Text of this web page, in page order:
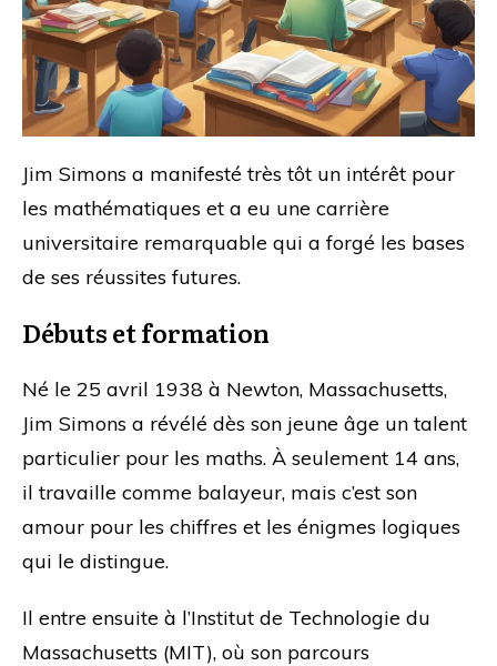
Jim Simons a manifesté très tôt un intérêt pour
les mathématiques et a eu une carrière
universitaire remarquable qui a forgé les bases
de ses réussites futures.
Débuts et formation
Né le 25 avril 1938 à Newton, Massachusetts,
Jim Simons a révélé dès son jeune âge un talent
particulier pour les maths. À seulement 14 ans,
il travaille comme balayeur, mais c’est son
amour pour les chiffres et les énigmes logiques
qui le distingue.
Il entre ensuite à l’Institut de Technologie du
Massachusetts (MIT), où son parcours